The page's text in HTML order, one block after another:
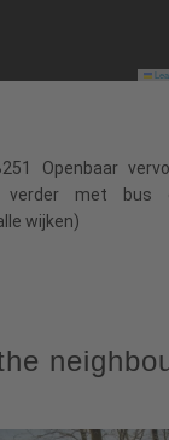
Openbaar
verder met bus
wijken)